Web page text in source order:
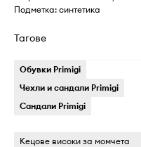
Подметка: синтетика
Тагове
Обувки Primigi
Чехли и сандали Primigi
Сандали Primigi
Кецове високи за момчета